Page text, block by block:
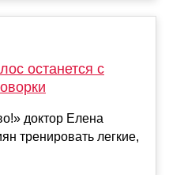
останется с
доктор Елена
тренировать легкие,